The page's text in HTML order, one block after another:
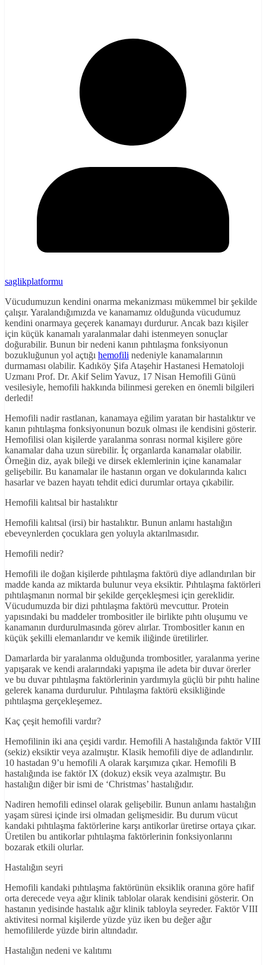
saglikplatformu
Vücudumuzun kendini onarma mekanizması mükemmel bir şekilde
çalışır. Yaralandığımızda ve kanamamız olduğunda vücudumuz
kendini onarmaya geçerek kanamayı durdurur. Ancak bazı kişiler
için küçük kanamalı yaralanmalar dahi istenmeyen sonuçlar
doğurabilir. Bunun bir nedeni kanın pıhtılaşma fonksiyonun
bozukluğunun yol açtığı hemofili nedeniyle kanamalarının
durmaması olabilir. Kadıköy Şifa Ataşehir Hastanesi Hematoloji
Uzmanı Prof. Dr. Akif Selim Yavuz, 17 Nisan Hemofili Günü
vesilesiyle, hemofili hakkında bilinmesi gereken en önemli bilgileri
derledi!
Hemofili nadir rastlanan, kanamaya eğilim yaratan bir hastalıktır ve
kanın pıhtılaşma fonksiyonunun bozuk olması ile kendisini gösterir.
Hemofilisi olan kişilerde yaralanma sonrası normal kişilere göre
kanamalar daha uzun sürebilir. İç organlarda kanamalar olabilir.
Örneğin diz, ayak bileği ve dirsek eklemlerinin içine kanamalar
gelişebilir. Bu kanamalar ile hastanın organ ve dokularında kalıcı
hasarlar ve bazen hayatı tehdit edici durumlar ortaya çıkabilir.
Hemofili kalıtsal bir hastalıktır
Hemofili kalıtsal (irsi) bir hastalıktır. Bunun anlamı hastalığın
ebeveynlerden çocuklara gen yoluyla aktarılmasıdır.
Hemofili nedir?
Hemofili ile doğan kişilerde pıhtılaşma faktörü diye adlandırılan bir
madde kanda az miktarda bulunur veya eksiktir. Pıhtılaşma faktörleri
pıhtılaşmanın normal bir şekilde gerçekleşmesi için gereklidir.
Vücudumuzda bir dizi pıhtılaşma faktörü mevcuttur. Protein
yapısındaki bu maddeler trombositler ile birlikte pıhtı oluşumu ve
kanamanın durdurulmasında görev alırlar. Trombositler kanın en
küçük şekilli elemanlarıdır ve kemik iliğinde üretilirler.
Damarlarda bir yaralanma olduğunda trombositler, yaralanma yerine
yapışarak ve kendi aralarındaki yapışma ile adeta bir duvar örerler
ve bu duvar pıhtılaşma faktörlerinin yardımıyla güçlü bir pıhtı haline
gelerek kanama durdurulur. Pıhtılaşma faktörü eksikliğinde
pıhtılaşma gerçekleşemez.
Kaç çeşit hemofili vardır?
Hemofilinin iki ana çeşidi vardır. Hemofili A hastalığında faktör VIII
(sekiz) eksiktir veya azalmıştır. Klasik hemofili diye de adlandırılır.
10 hastadan 9’u hemofili A olarak karşımıza çıkar. Hemofili B
hastalığında ise faktör IX (dokuz) eksik veya azalmıştır. Bu
hastalığın diğer bir ismi de ‘Christmas’ hastalığıdır.
Nadiren hemofili edinsel olarak gelişebilir. Bunun anlamı hastalığın
yaşam süresi içinde irsi olmadan gelişmesidir. Bu durum vücut
kandaki pıhtılaşma faktörlerine karşı antikorlar üretirse ortaya çıkar.
Üretilen bu antikorlar pıhtılaşma faktörlerinin fonksiyonlarını
bozarak etkili olurlar.
Hastalığın seyri
Hemofili kandaki pıhtılaşma faktörünün eksiklik oranına göre hafif
orta derecede veya ağır klinik tablolar olarak kendisini gösterir. On
hastanın yedisinde hastalık ağır klinik tabloyla seyreder. Faktör VIII
aktivitesi normal kişilerde yüzde yüz iken bu değer ağır
hemofililerde yüzde birin altındadır.
Hastalığın nedeni ve kalıtımı